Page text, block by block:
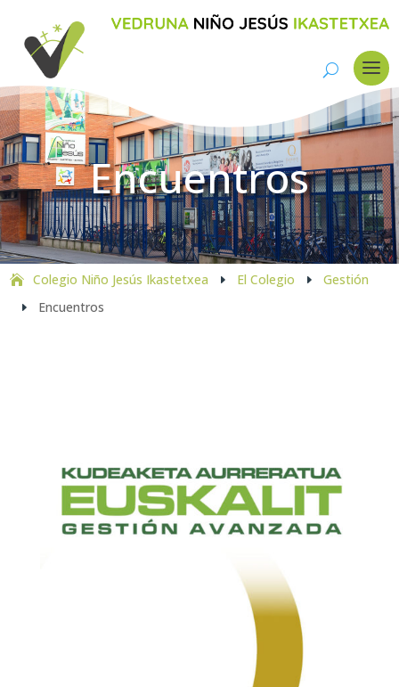
Encuentros
Colegio Niño Jesús Ikastetxea E El Colegio E Gestión
E Encuentros